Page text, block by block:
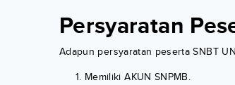
Persyaratan
Adapun persyaratan peserta SNBT
Memiliki AKUN SNPMB.